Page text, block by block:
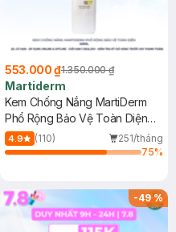
553.000 ₫1.350.000 ₫
Martiderm
Kem Chống Nắng MartiDerm
Phổ Rộng Bảo Vệ Toàn Diện
40ml
4.9 (110)
251/tháng
75%
-49%